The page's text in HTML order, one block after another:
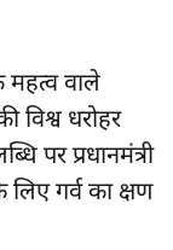
महत्व वाले
विश्व धरोहर
पर प्रधानमंत्री
लिए गर्व का क्षण